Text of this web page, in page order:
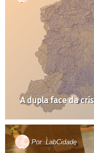
A dupla face da
Por LabCidade